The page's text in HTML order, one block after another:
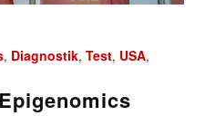
, Diagnostik, Test, USA,